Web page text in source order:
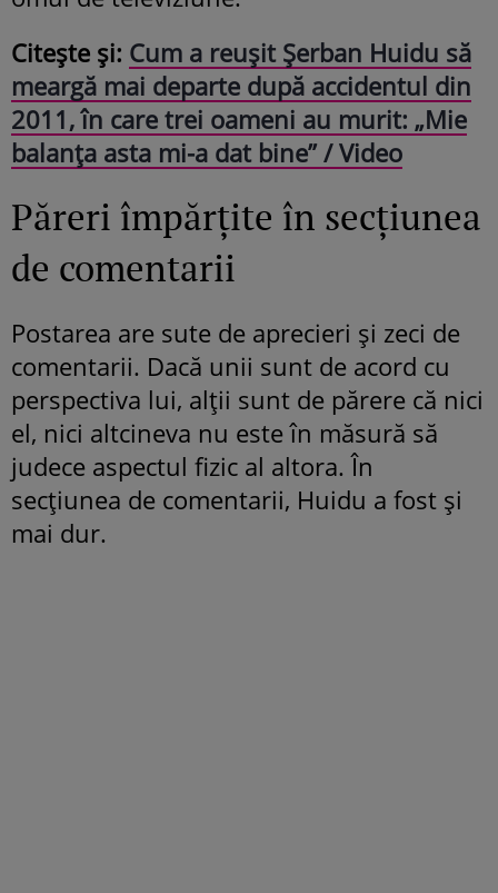
Citește și: Cum a reușit Șerban Huidu să
meargă mai departe după accidentul din
2011, în care trei oameni au murit: „Mie
balanța asta mi-a dat bine” / Video
Păreri împărțite în secțiunea
de comentarii
Postarea are sute de aprecieri și zeci de
comentarii. Dacă unii sunt de acord cu
perspectiva lui, alții sunt de părere că nici
el, nici altcineva nu este în măsură să
judece aspectul fizic al altora. În
secțiunea de comentarii, Huidu a fost și
mai dur.